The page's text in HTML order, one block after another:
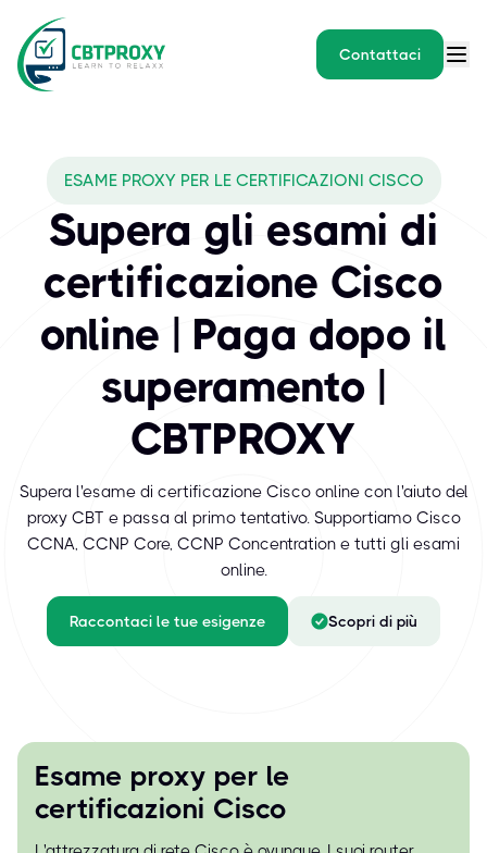
Contattaci
L'attrezzatura di rete Cisco è ovunque. I suoi router, switch e
ESAME PROXY PER LE CERTIFICAZIONI CISCO
Supera gli esami di
certificazione Cisco
online | Paga dopo il
superamento |
CBTPROXY
Supera l'esame di certificazione Cisco online con l'aiuto del
proxy CBT e passa al primo tentativo. Supportiamo Cisco
CCNA, CCNP Core, CCNP Concentration e tutti gli esami
online.
Raccontaci le tue esigenze Scopri di più
Esame proxy per le
certificazioni Cisco